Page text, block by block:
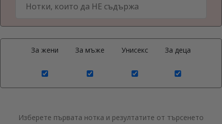
За жени За мъже Унисекс За деца
Изберете първата нотка и резултатите от търсенето